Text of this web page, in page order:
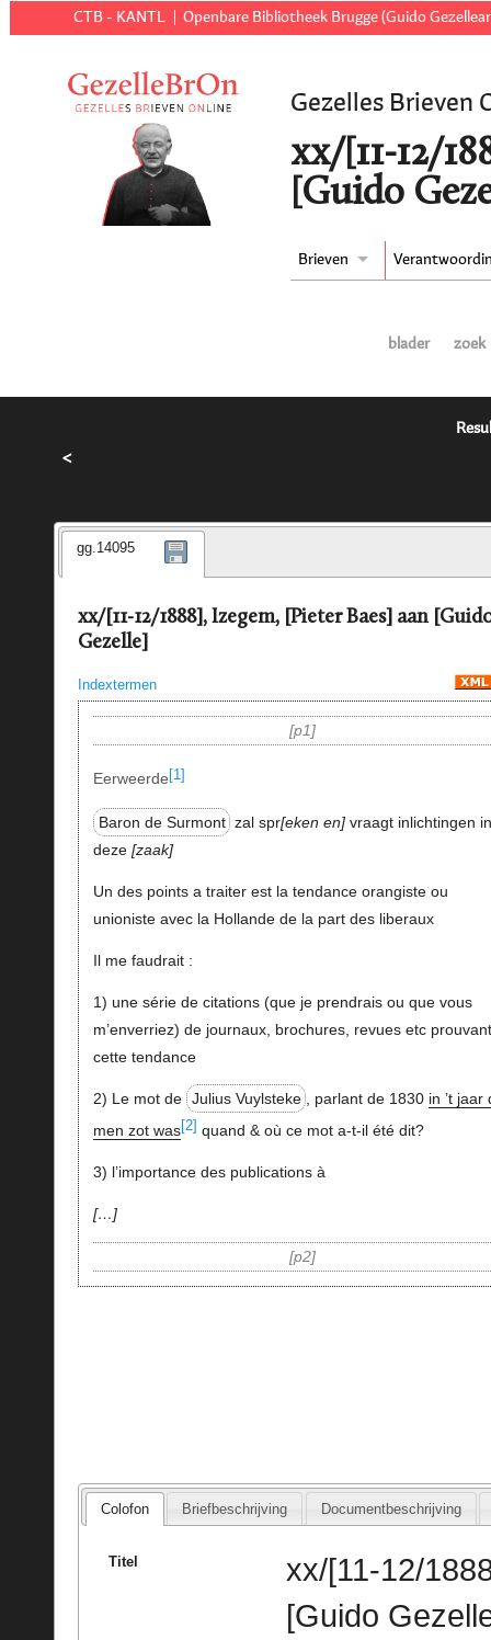
CTB - KANTL Openbare Bibliotheek Brugge (Guido
Gezelles Brieven
xx/[11-12/
[Guido
Brieven
blader zoek
<
gg.14095
xx/[11-12/1888], Izegem, [Pieter Baes] aan
Gezelle]
Indextermen
p1
Eerweerde [1]
Baron de Surmont zal spr eken en vraagt inlichtingen
deze zaak
Un des points a traiter est la tendance orangiste ou
unioniste avec la Hollande de la part des liberaux
Il me faudrait :
1) une série de citations (que je prendrais ou que vous
m’enverriez) de journaux, brochures, revues etc prouvant
cette tendance
2) Le mot de Julius Vuylsteke , parlant de 1830 in ’t jaar
men zot was[2] quand & où ce mot a-t-il été dit?
3) l’importance des publications à
…
p2
Colofon Briefbeschrijving Documentbeschrijving
Titel
xx/[11-12/
[Guido